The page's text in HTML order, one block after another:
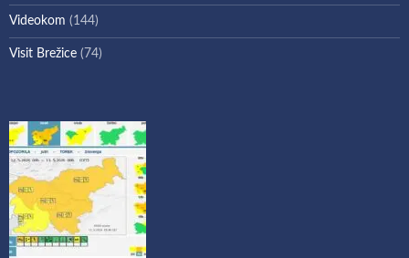
Videokom (144)
Visit Brežice (74)